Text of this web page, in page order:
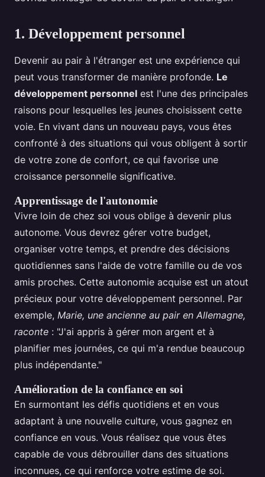
1. Développement personnel
Devenir au pair à l'étranger est une expérience qui
peut vous transformer de manière profonde. Le
développement personnel est l'une des principales
raisons pour lesquelles les jeunes choisissent cette
voie. En vivant dans un nouveau pays, vous êtes
confronté à des situations qui vous obligent à sortir
de votre zone de confort, ce qui favorise une
croissance personnelle significative.
Apprentissage de l'autonomie
Vivre loin de chez soi vous oblige à devenir plus
autonome. Vous devrez gérer votre budget,
organiser votre temps, et prendre des décisions
quotidiennes sans l'aide de votre famille ou de vos
amis proches. Cette autonomie acquise est un atout
précieux pour votre développement personnel. Par
exemple, Marie, une ancienne au pair en Allemagne,
raconte : "J'ai appris à gérer mon argent et à
planifier mes journées, ce qui m'a rendue beaucoup
plus indépendante."
Amélioration de la confiance en soi
En surmontant les défis quotidiens et en vous
adaptant à une nouvelle culture, vous gagnez en
confiance en vous. Vous réalisez que vous êtes
capable de vous débrouiller dans des situations
inconnues, ce qui renforce votre estime de soi.